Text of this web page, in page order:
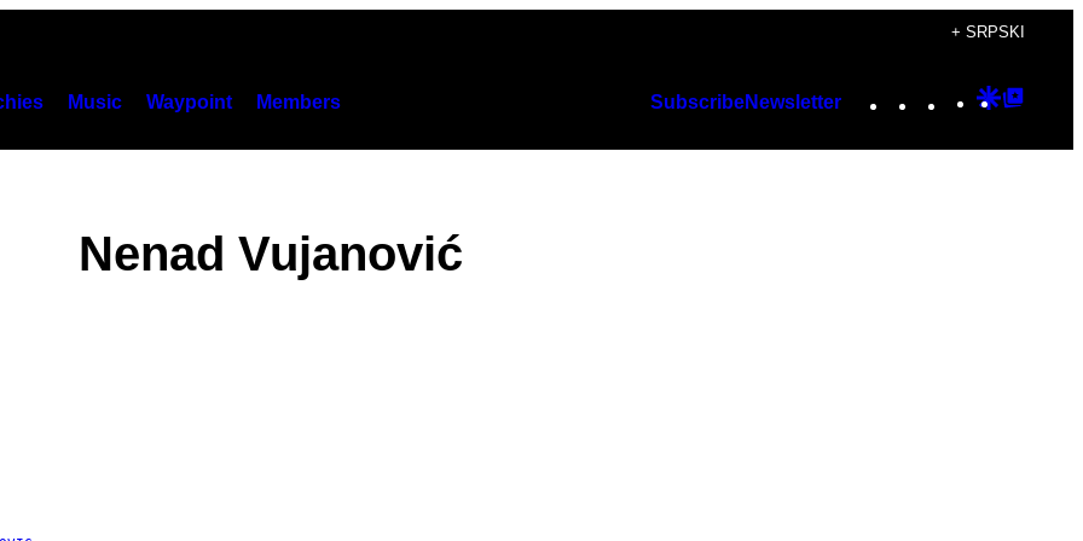
+ SRPSKI
Music Waypoint Members SubscribeNewsletter Instagram
TikTok
YouTube
Google
Nenad Vujanović